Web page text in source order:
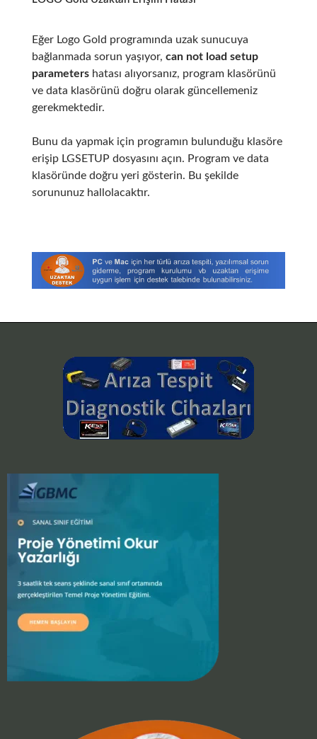
Eğer Logo Gold programında uzak sunucuya
bağlanmada sorun yaşıyor, can not load setup
parametershatası alıyorsanız, program klasörünü
ve data klasörünü doğru olarak güncellemeniz
gerekmektedir.
Bunu da yapmak için programın bulunduğu klasöre
erişip LGSETUP dosyasını açın. Program ve data
klasöründe doğru yeri gösterin. Bu şekilde
sorununuz hallolacaktır.